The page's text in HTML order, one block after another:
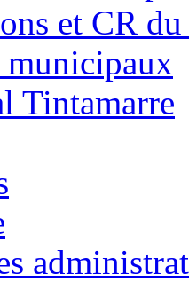
et CR
Tintamarre